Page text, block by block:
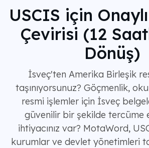
USCIS için
Çevirisi (12
Dönüş)
İsveç'ten Amerika Birleşik
taşınıyorsunuz? Göçmenlik,
resmi işlemler için İsveç
güvenilir bir şekilde tercüme
ihtiyacınız var? MotaWord,
kurumlar ve devlet yönetimleri